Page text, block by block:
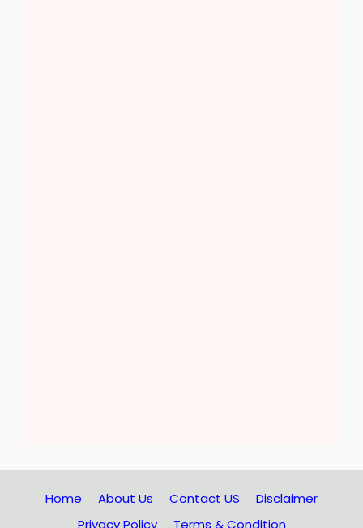
Home About Us Contact US
Disclaimer
Privacy Policy
Terms & Condition